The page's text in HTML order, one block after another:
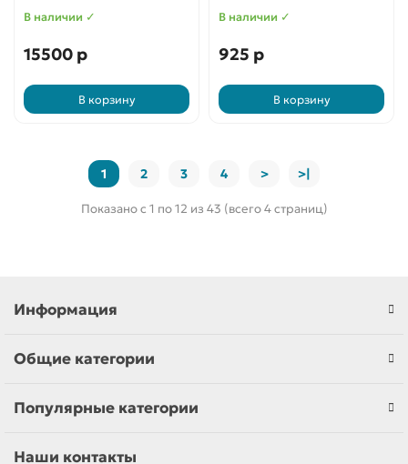
В наличии ✓
15500 р
В корзину
В наличии ✓
925 р
В корзину
1 2 3 4 > >|
Показано с 1 по 12 из 43 (всего 4 страниц)
Информация
Общие категории
Популярные категории
Наши контакты